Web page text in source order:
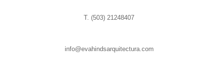
T. (503) 21248407
info@evahindsarquitectura.com